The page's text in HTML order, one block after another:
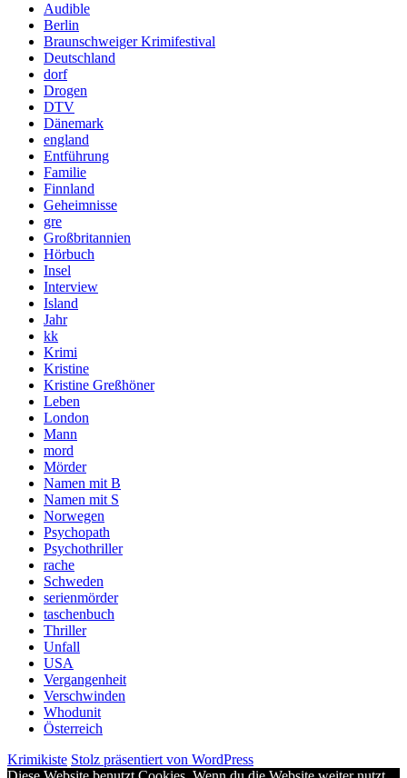
Audible
Berlin
Braunschweiger Krimifestival
Deutschland
dorf
Drogen
DTV
Dänemark
england
Entführung
Familie
Finnland
Geheimnisse
gre
Großbritannien
Hörbuch
Insel
Interview
Island
Jahr
kk
Krimi
Kristine
Kristine Greßhöner
Leben
London
Mann
mord
Mörder
Namen mit B
Namen mit S
Norwegen
Psychopath
Psychothriller
rache
Schweden
serienmörder
taschenbuch
Thriller
Unfall
USA
Vergangenheit
Verschwinden
Whodunit
Österreich
Krimikiste Stolz präsentiert von WordPress